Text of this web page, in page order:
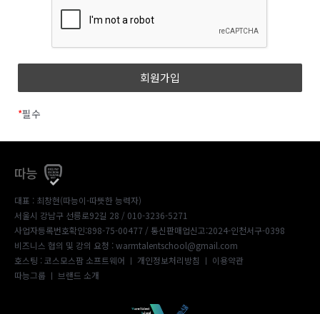
*필수
따능
대표 : 최창현(따능이-따뜻한 능력자)
서울시 강남구 선릉로92길 28 / 010-3236-5271
사업자등록번호확인:898-75-00477 / 통신판매업신고:2024-인천서구-0398
비즈니스 협의 및 강의 요청 : warmtalentschool@gmail.com
호스팅 : 코스모스팜 소프트웨어 ㅣ 개인정보처리방침 ㅣ 이용약관
따능그룹 ㅣ 브랜드 소개